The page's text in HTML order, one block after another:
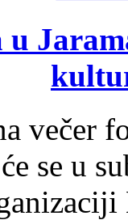
u
večer
se u